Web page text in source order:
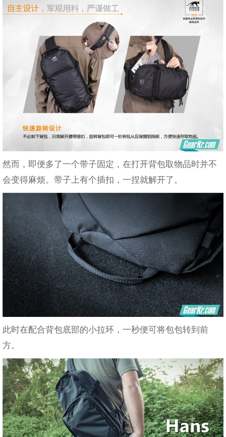
然而，即便多了一个带子固定，在打开背包取物品时并不
会变得麻烦。带子上有个插扣，一捏就解开了。
此时在配合背包底部的小拉环，一秒便可将包包转到前
方。